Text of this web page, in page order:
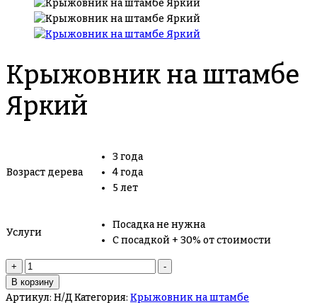
Крыжовник на штамбе
Яркий
Возраст дерева
3 года
4 года
5 лет
Услуги
Посадка не нужна
С посадкой + 30% от стоимости
+
Количество
товара
Крыжовник
-
В корзину
Артикул: Н/ДКатегория: Крыжовник на штамбе